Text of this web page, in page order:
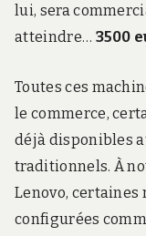
lui, sera
atteindre… 3500
Toutes ces
le commerce,
déjà disponibles
traditionnels. À
Lenovo,
configurées